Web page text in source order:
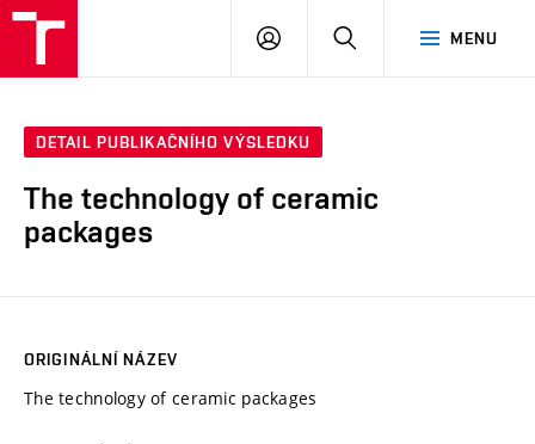
MENU
PŘIHLÁSIT
DETAIL PUBLIKAČNÍHO VÝSLEDKU
The technology of ceramic
packages
ORIGINÁLNÍ NÁZEV
The technology of ceramic packages